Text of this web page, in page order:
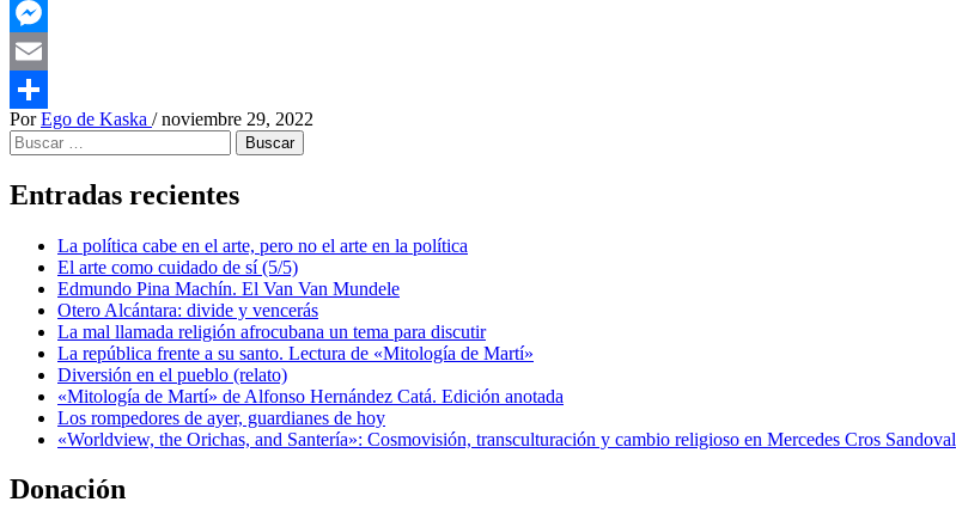
Telegram
Messenger
Email
Compartir
Por Ego de Kaska / noviembre 29, 2022
Buscar:
Entradas recientes
La política cabe en el arte, pero no el arte en la política
El arte como cuidado de sí (5/5)
Edmundo Pina Machín. El Van Van Mundele
Otero Alcántara: divide y vencerás
La mal llamada religión afrocubana un tema para discutir
La república frente a su santo. Lectura de «Mitología de Martí»
Diversión en el pueblo (relato)
«Mitología de Martí» de Alfonso Hernández Catá. Edición anotada
Los rompedores de ayer, guardianes de hoy
«Worldview, the Orichas, and Santería»: Cosmovisión, transculturación y cambio religioso en Mercedes Cros Sandoval
Donación